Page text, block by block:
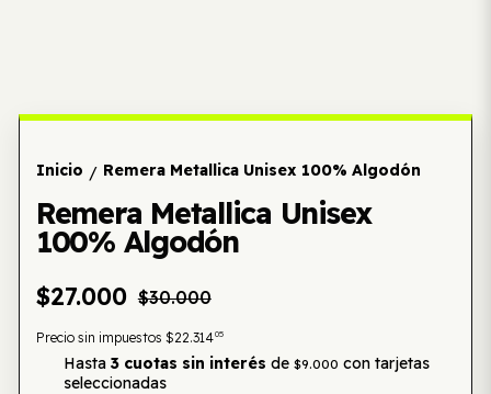
Inicio / Remera Metallica Unisex 100% Algodón
Remera Metallica Unisex
100% Algodón
$27.000 $30.000
Precio sin impuestos $22.31405
Hasta 3 cuotas sin interés de $9.000 con tarjetas
seleccionadas